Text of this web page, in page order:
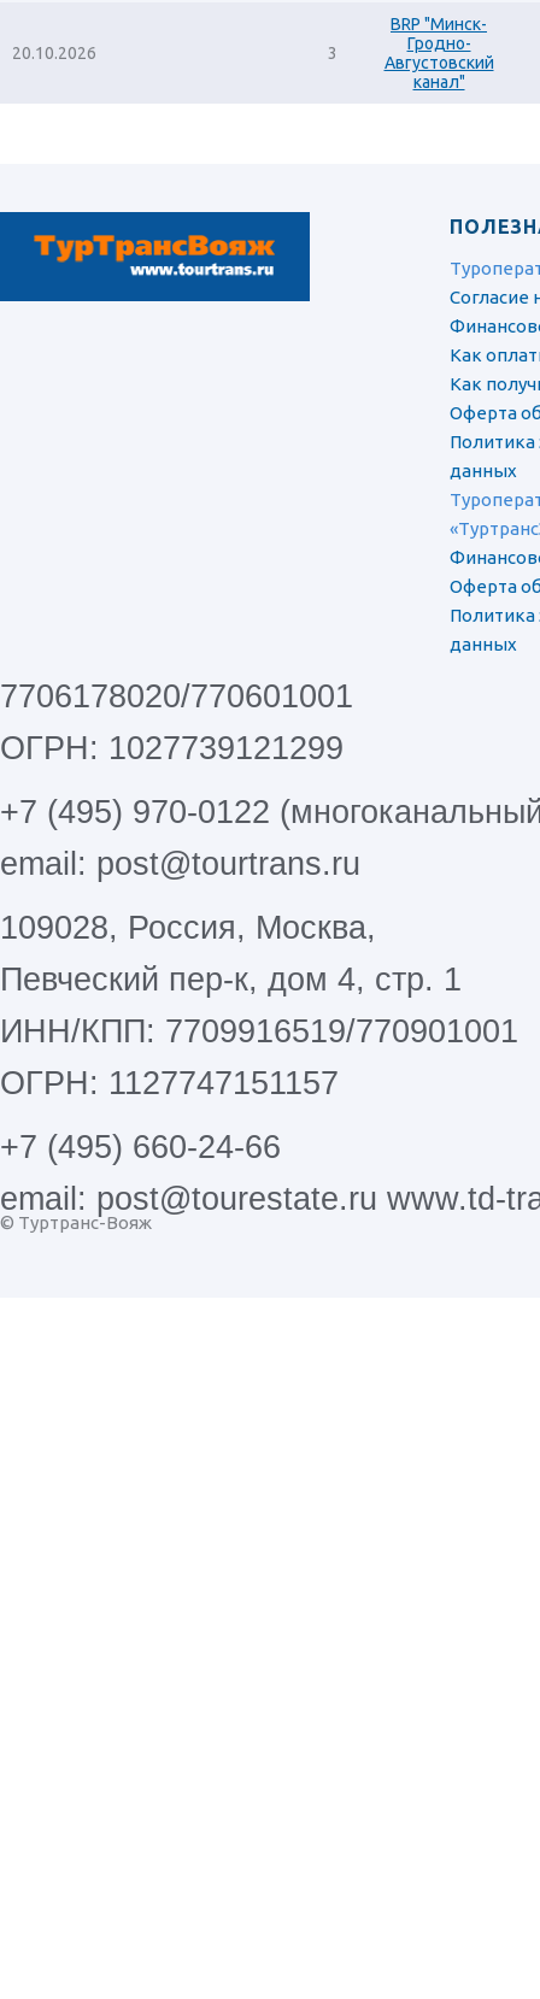
20.10.2026 3
BRP "Минск-
Гродно-
Августовский
канал"
© Туртранс-Вояж
Согласие
Как
Как
Оферта об
данных
Оферта об
данных
7706178020/770601001
ОГРН: 1027739121299
+7 (495) 970-0122
email: post@tourtrans.ru
109028, Россия, Москва,
Певческий пер-к, дом 4, стр. 1
ИНН/КПП: 7709916519/770901001
ОГРН: 1127747151157
+7 (495) 660-24-66
email: post@tourestate.ru www.td-